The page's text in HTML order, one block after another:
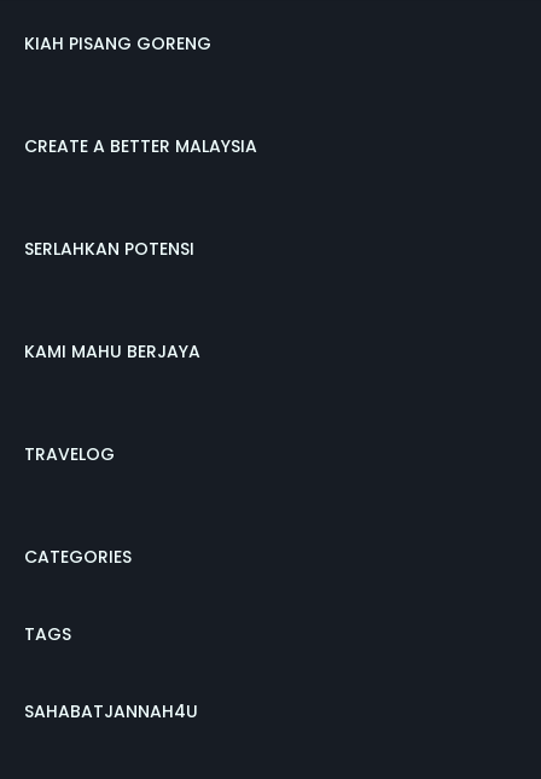
KIAH PISANG GORENG
CREATE A BETTER MALAYSIA
SERLAHKAN POTENSI
KAMI MAHU BERJAYA
TRAVELOG
CATEGORIES
TAGS
SAHABATJANNAH4U